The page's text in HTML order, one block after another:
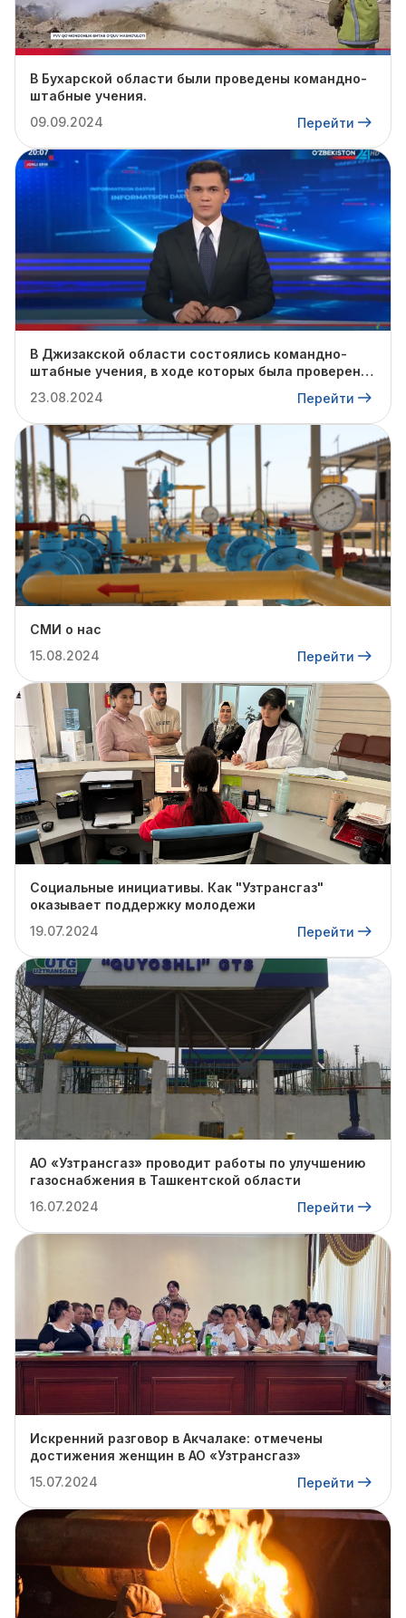
В Бухарской области были проведены командно-
штабные учения.
09.09.2024
Перейти
В Джизакской области состоялись командно-
штабные учения, в ходе которых была проверена
осенне-зимнему сезону.
23.08.2024 Перейти
СМИ о нас
15.08.2024
Перейти
Социальные инициативы. Как "Узтрансгаз"
оказывает поддержку молодежи
19.07.2024
Перейти
АО «Узтрансгаз» проводит работы по улучшению
газоснабжения в Ташкентской области
16.07.2024
Перейти
Искренний разговор в Акчалаке: отмечены
достижения женщин в АО «Узтрансгаз»
15.07.2024
Перейти